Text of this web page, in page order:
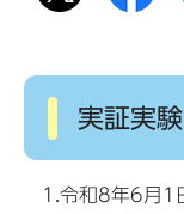
実証実
1.令和8年6月1